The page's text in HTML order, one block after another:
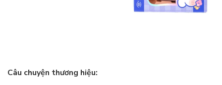
Câu chuyện thương hiệu: